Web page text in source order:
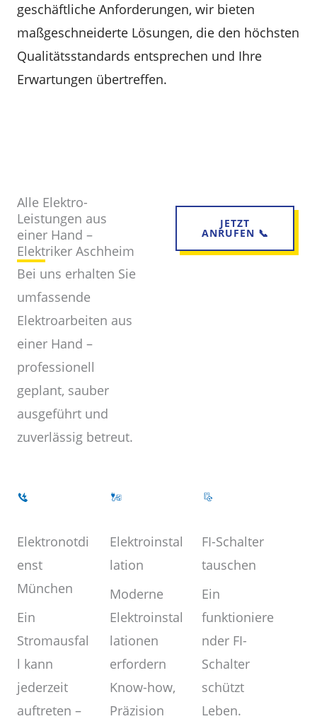
geschäftliche Anforderungen, wir bieten
maßgeschneiderte Lösungen, die den höchsten
Qualitätsstandards entsprechen und Ihre
Erwartungen übertreffen.
Alle Elektro-
Leistungen aus
einer Hand –
Elektriker Aschheim
Bei uns erhalten Sie
umfassende
Elektroarbeiten aus
einer Hand –
professionell
geplant, sauber
ausgeführt und
zuverlässig betreut.
JETZT
ANRUFEN 📞
Elektronotdi
enst
München
Ein
Stromausfal
l kann
jederzeit
auftreten –
Elektroinstal
lation
Moderne
Elektroinstal
lationen
erfordern
Know-how,
Präzision
FI-Schalter
tauschen
Ein
funktioniere
nder FI-
Schalter
schützt
Leben.